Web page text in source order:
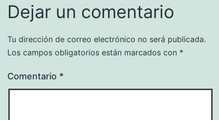
Dejar un comentario
Tu dirección de correo electrónico no será publicada.
Los campos obligatorios están marcados con *
Comentario *